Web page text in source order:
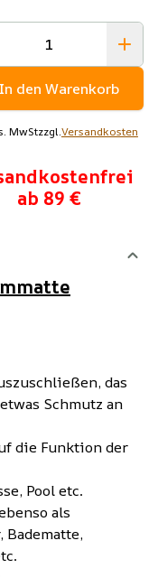
In den Warenkorb
MwStzzgl.Versandkosten
ab 89 €
das
Schmutz an
die Funktion der
Pool etc.
als